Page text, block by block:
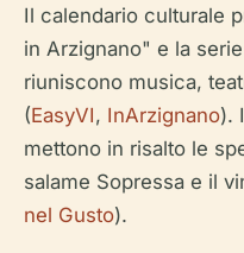
Il calendario culturale
in Arzignano" e la
riuniscono musica,
(EasyVI, InArzignano).
mettono in risalto le
salame Sopressa e il
nel Gusto).